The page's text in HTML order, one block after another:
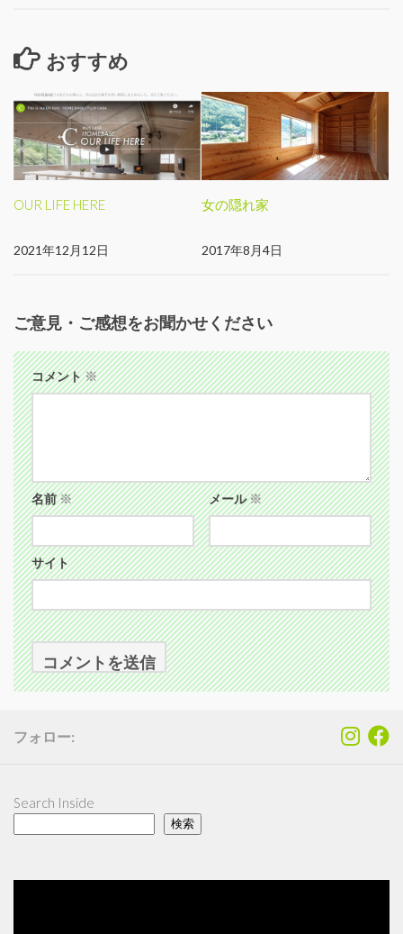
おすすめ
OUR LIFE HERE
2021年12月12日
女の隠れ家
2017年8月4日
ご意見・ご感想をお聞かせください
コメント※
名前※ メール※
サイト
フォロー:
Search Inside
検索